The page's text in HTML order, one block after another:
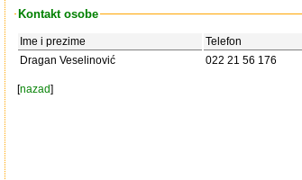
Kontakt osobe
Ime i prezime Telefon
Dragan Veselinović
022 21 56 176
[nazad]